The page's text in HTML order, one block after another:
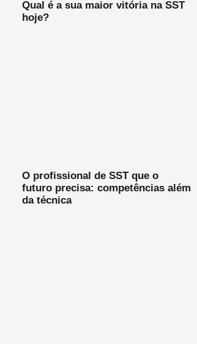
Qual é a sua maior vitória na SST
hoje?
O profissional de SST que o
futuro precisa: competências além
da técnica